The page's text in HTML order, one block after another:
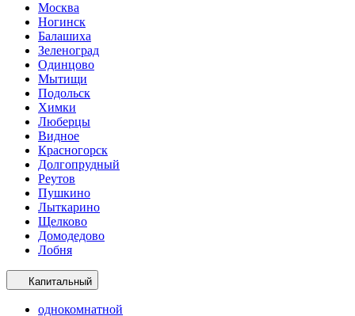
Москва
Ногинск
Балашиха
Зеленоград
Одинцово
Мытищи
Подольск
Химки
Люберцы
Видное
Красногорск
Долгопрудный
Реутов
Пушкино
Лыткарино
Щелково
Домодедово
Лобня
Капитальный
однокомнатной